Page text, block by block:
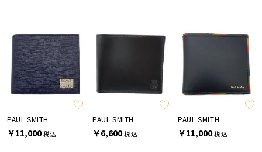
PAUL SMITH
￥11,000税込
PAUL SMITH
￥6,600税込
PAUL SMITH
￥11,000税込